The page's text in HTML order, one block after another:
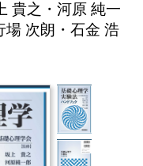
貴之 ・ 河原 純一
場 次朗 ・ 石金 浩